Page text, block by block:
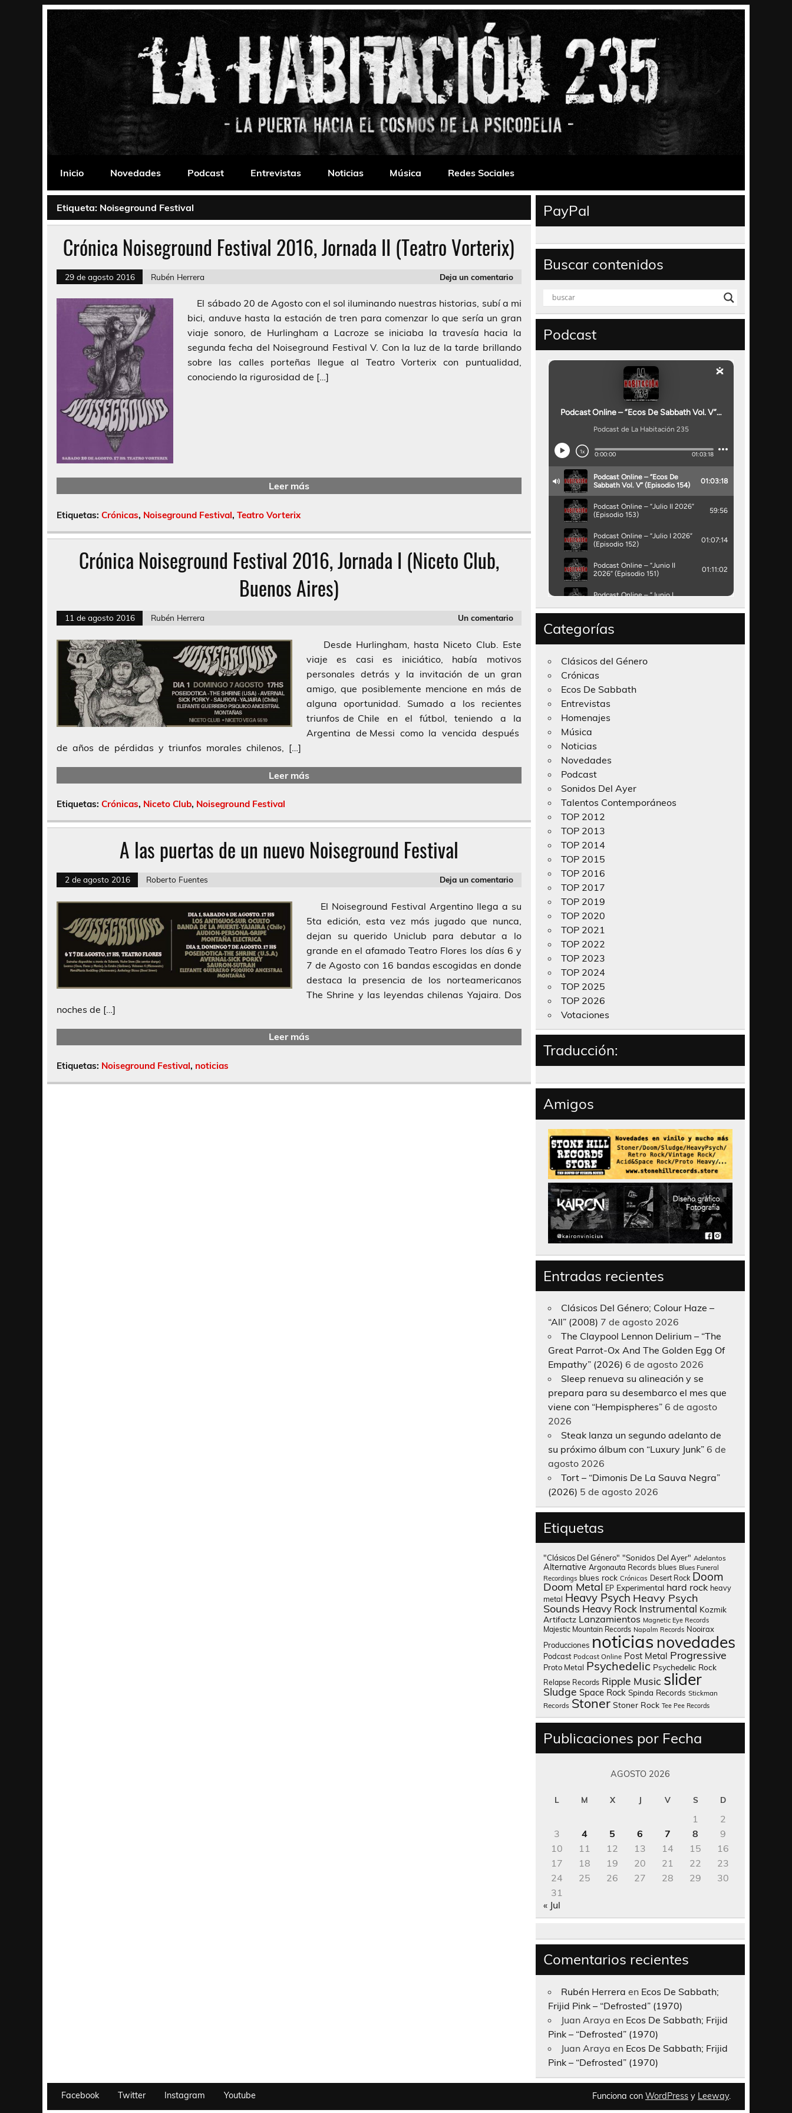
La Habitación 235
Inicio
Novedades Podcast Entrevistas Noticias Música Redes Sociales
Etiqueta: Noiseground Festival
Crónica Noiseground Festival 2016, Jornada II (Teatro Vorterix)
29 de agosto 2016 Rubén Herrera Deja un comentario
El sábado 20 de Agosto con el sol iluminando nuestras historias, subí a mi
bici, anduve hasta la estación de tren para comenzar lo que sería un gran
viaje sonoro, de Hurlingham a Lacroze se iniciaba la travesía hacia la
segunda fecha del Noiseground Festival V. Con la luz de la tarde brillando
sobre las calles porteñas llegue al Teatro Vorterix con puntualidad,
conociendo la rigurosidad de […]
Leer más
Etiquetas: Crónicas, Noiseground Festival, Teatro Vorterix
Crónica Noiseground Festival 2016, Jornada I (Niceto Club,
Buenos Aires)
11 de agosto 2016 Rubén Herrera Un comentario
Desde Hurlingham, hasta Niceto Club. Este
viaje es casi es iniciático, había motivos
personales detrás y la invitación de un gran
amigo, que posiblemente mencione en más de
alguna oportunidad. Sumado a los recientes
triunfos de Chile en el fútbol, teniendo a la
Argentina de Messi como la vencida después
de años de pérdidas y triunfos morales chilenos, […]
Leer más
Etiquetas: Crónicas, Niceto Club, Noiseground Festival
A las puertas de un nuevo Noiseground Festival
2 de agosto 2016 Roberto Fuentes Deja un comentario
El Noiseground Festival Argentino llega a su
5ta edición, esta vez más jugado que nunca,
dejan su querido Uniclub para debutar a lo
grande en el afamado Teatro Flores los días 6 y
7 de Agosto con 16 bandas escogidas en donde
destaca la presencia de los norteamericanos
The Shrine y las leyendas chilenas Yajaira. Dos
noches de […]
Leer más
Etiquetas: Noiseground Festival, noticias
PayPal
Buscar contenidos
Podcast
Categorías
Clásicos del Género
Crónicas
Ecos De Sabbath
Entrevistas
Homenajes
Música
Noticias
Novedades
Podcast
Sonidos Del Ayer
Talentos Contemporáneos
TOP 2012
TOP 2013
TOP 2014
TOP 2015
TOP 2016
TOP 2017
TOP 2019
TOP 2020
TOP 2021
TOP 2022
TOP 2023
TOP 2024
TOP 2025
TOP 2026
Votaciones
Traducción:
Amigos
Entradas recientes
Clásicos Del Género; Colour Haze –
“All” (2008) 7 de agosto 2026
The Claypool Lennon Delirium – “The
Great Parrot-Ox And The Golden Egg Of
Empathy” (2026) 6 de agosto 2026
Sleep renueva su alineación y se
prepara para su desembarco el mes que
viene con “Hempispheres” 6 de agosto
2026
Steak lanza un segundo adelanto de
su próximo álbum con “Luxury Junk” 6 de
agosto 2026
Tort – “Dimonis De La Sauva Negra”
(2026) 5 de agosto 2026
Etiquetas
"Clásicos Del Género" "Sonidos Del Ayer" Adelantos
Alternative Argonauta Records blues Blues Funeral
Recordings blues rock Crónicas Desert Rock Doom
Doom Metal EP Experimental hard rock heavy
metal Heavy Psych Heavy Psych
Sounds Heavy Rock Instrumental Kozmik
Artifactz Lanzamientos Magnetic Eye Records
Majestic Mountain Records Napalm Records Nooirax
Producciones noticias novedades
Podcast Podcast Online Post Metal Progressive
Proto Metal Psychedelic Psychedelic Rock
Relapse Records Ripple Music slider
Sludge Space Rock Spinda Records Stickman
Records Stoner Stoner Rock Tee Pee Records
Publicaciones por Fecha
AGOSTO 2026
L M X J V S D
1
2
3
4 5 6 7 8
9
10
11 12 13 14 15
16
17
18 19 20 21 22
23
24
25 26 27 28 29
30
31
« Jul
Comentarios recientes
Rubén Herrera en Ecos De Sabbath;
Frijid Pink – “Defrosted” (1970)
Juan Araya en Ecos De Sabbath; Frijid
Pink – “Defrosted” (1970)
Juan Araya en Ecos De Sabbath; Frijid
Pink – “Defrosted” (1970)
Facebook Twitter Instagram Youtube Funciona con WordPress y Leeway.